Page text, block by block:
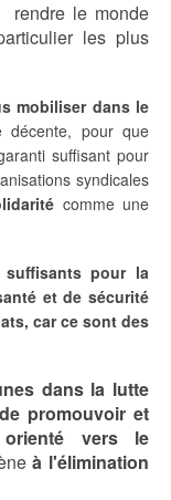
rendre le monde
les plus
mobiliser dans le
pour que
suffisant pour
syndicales
comme une
pour la
et de sécurité
car ce sont des
dans la lutte
promouvoir et
vers le
à l'élimination